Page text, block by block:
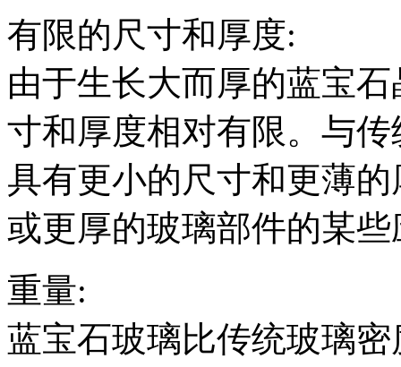
有限的尺寸和厚度:
由于生长大而厚的蓝宝
寸和厚度相对有限。与
具有更小的尺寸和更薄
或更厚的玻璃部件的某些
重量:
蓝宝石玻璃比传统玻璃